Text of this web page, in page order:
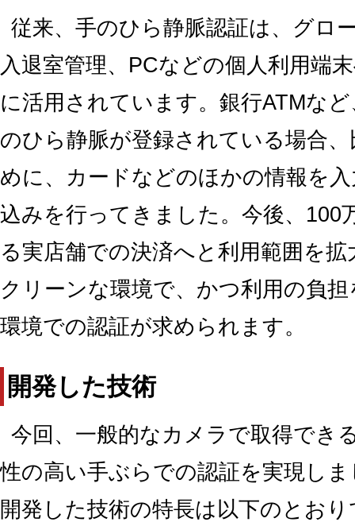
従来、手のひら静脈認証は、グロ
入退室管理、PCなどの個人利用端
に活用されています。銀行ATMな
のひら静脈が登録されている場合
めに、カードなどのほかの情報を
込みを行ってきました。今後、100
る実店舗での決済へと利用範囲を
クリーンな環境で、かつ利用の負
環境での認証が求められます。
開発した技術
今回、一般的なカメラで取得でき
性の高い手ぶらでの認証を実現し
開発した技術の特長は以下のとお